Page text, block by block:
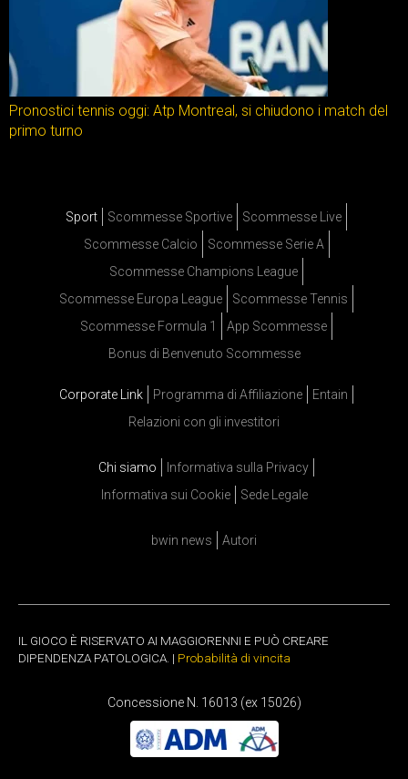
Pronostici tennis oggi: Atp Montreal, si chiudono i match del
primo turno
Sport Scommesse Sportive
Scommesse Live
Scommesse Calcio
Scommesse Serie A
Scommesse Champions League
Scommesse Europa League
Scommesse Tennis
Scommesse Formula 1
App Scommesse
Bonus di Benvenuto Scommesse
Corporate Link Programma di Affiliazione
Entain
Relazioni con gli investitori
Chi siamo
Informativa sulla Privacy
Informativa sui Cookie
Sede Legale
bwin news Autori
IL GIOCO È RISERVATO AI MAGGIORENNI E PUÒ CREARE
DIPENDENZA PATOLOGICA. | Probabilità di vincita
Concessione N. 16013 (ex 15026)